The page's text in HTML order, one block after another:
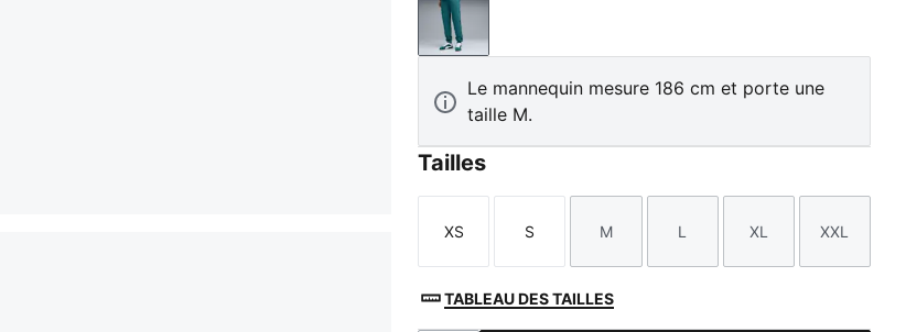
Emerald Ice
Le mannequin mesure 186 cm et porte une
taille M.
Tailles
Taille
XS
Taille
S
Taille
M
Taille
L
Taille
XL
Taille
XXL
TABLEAU DES TAILLES